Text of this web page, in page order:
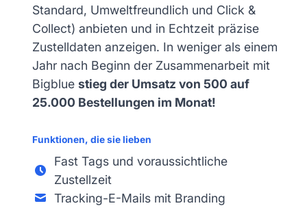
Standard, Umweltfreundlich und Click &
Collect) anbieten und in Echtzeit präzise
Zustelldaten anzeigen. In weniger als einem
Jahr nach Beginn der Zusammenarbeit mit
Bigbluestieg der Umsatz von 500 auf
25.000 Bestellungen im Monat!
Funktionen, die sie lieben
Fast Tags und voraussichtliche
Zustellzeit
Tracking-E-Mails mit Branding